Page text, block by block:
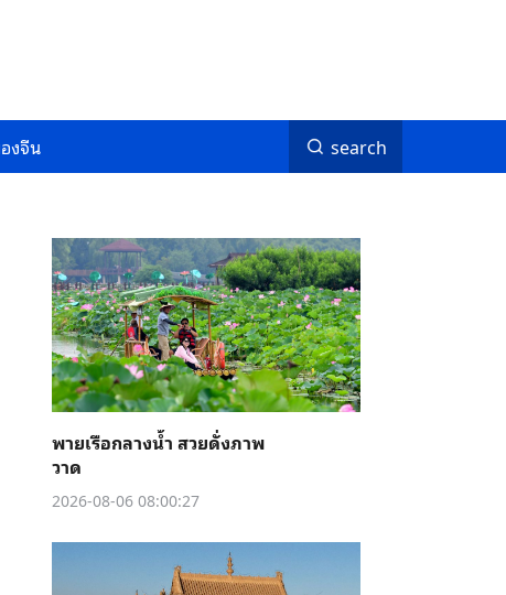
งจีน search
พายเรือกลางน้ำ สวยดั่งภาพ
วาด
2026-08-06 08:00:27